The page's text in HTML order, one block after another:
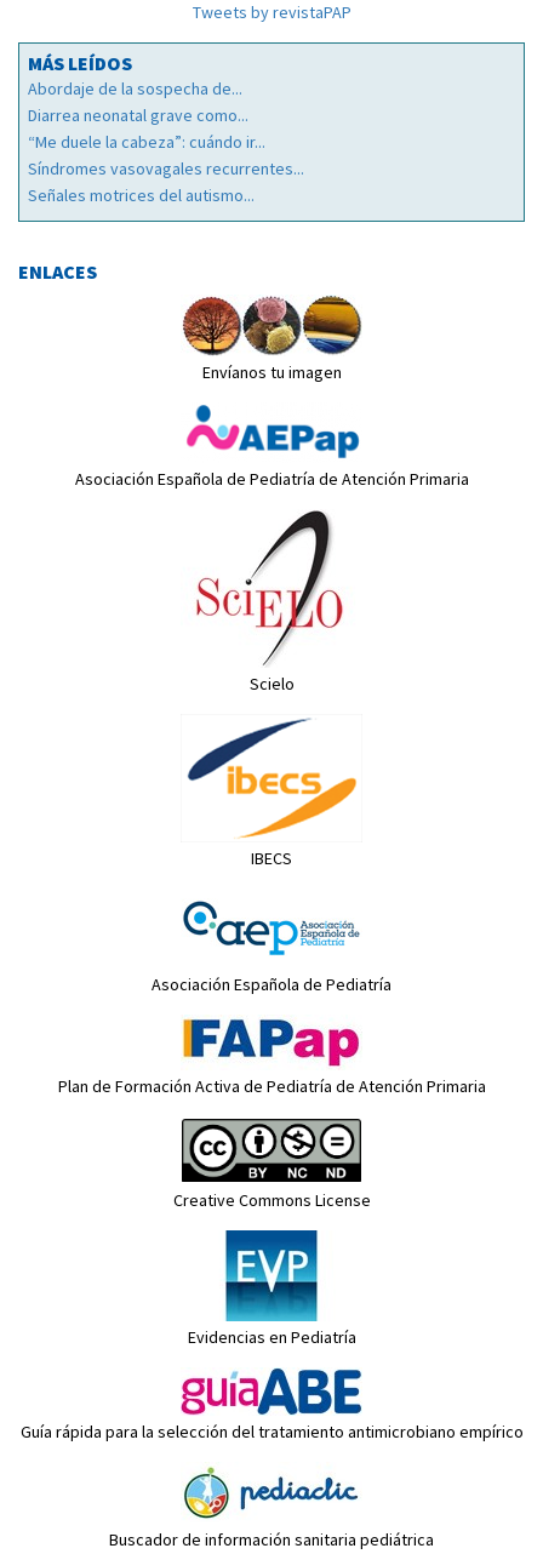
Tweets by revistaPAP
MÁS LEÍDOS
Abordaje de la sospecha de...
Diarrea neonatal grave como...
“Me duele la cabeza”: cuándo ir...
Síndromes vasovagales recurrentes...
Señales motrices del autismo...
ENLACES
Envíanos tu imagen
Asociación Española de Pediatría de Atención Primaria
Scielo
IBECS
Asociación Española de Pediatría
Plan de Formación Activa de Pediatría de Atención Primaria
Creative Commons License
Evidencias en Pediatría
Guía rápida para la selección del tratamiento antimicrobiano empírico
Buscador de información sanitaria pediátrica